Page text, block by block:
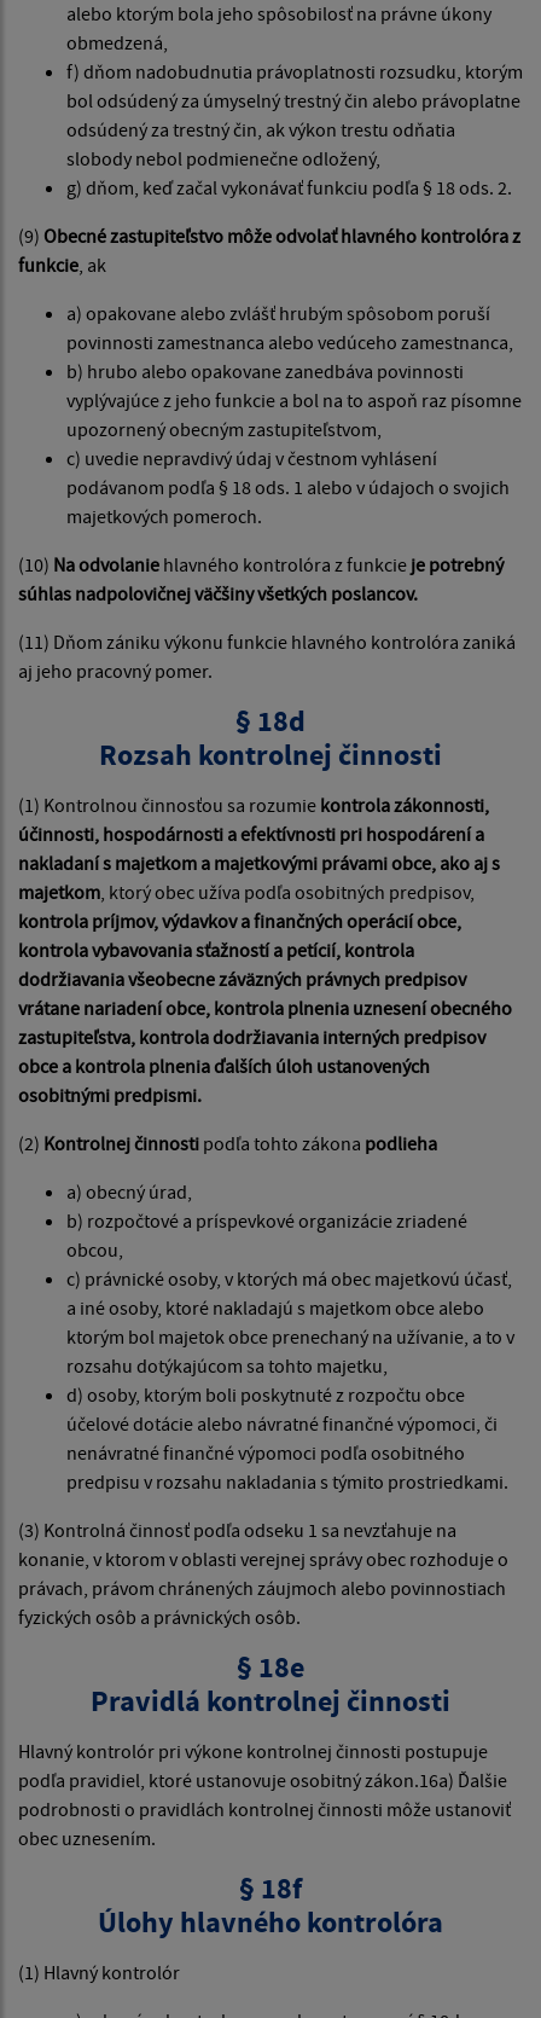
alebo ktorým bola jeho spôsobilosť na právne úkony
obmedzená,
f) dňom nadobudnutia právoplatnosti rozsudku, ktorým
bol odsúdený za úmyselný trestný čin alebo právoplatne
odsúdený za trestný čin, ak výkon trestu odňatia
slobody nebol podmienečne odložený,
g) dňom, keď začal vykonávať funkciu podľa § 18 ods. 2.
(9) Obecné zastupiteľstvo môže odvolať hlavného kontrolóra z
funkcie, ak
a) opakovane alebo zvlášť hrubým spôsobom poruší
povinnosti zamestnanca alebo vedúceho zamestnanca,
b) hrubo alebo opakovane zanedbáva povinnosti
vyplývajúce z jeho funkcie a bol na to aspoň raz písomne
upozornený obecným zastupiteľstvom,
c) uvedie nepravdivý údaj v čestnom vyhlásení
podávanom podľa § 18 ods. 1 alebo v údajoch o svojich
majetkových pomeroch.
(10) Na odvolanie hlavného kontrolóra z funkcie je potrebný
súhlas nadpolovičnej väčšiny všetkých poslancov.
(11) Dňom zániku výkonu funkcie hlavného kontrolóra zaniká
aj jeho pracovný pomer.
§ 18d
Rozsah kontrolnej činnosti
(1) Kontrolnou činnosťou sa rozumie kontrola zákonnosti,
účinnosti, hospodárnosti a efektívnosti pri hospodárení a
nakladaní s majetkom a majetkovými právami obce, ako aj s
majetkom, ktorý obec užíva podľa osobitných predpisov,
kontrola príjmov, výdavkov a finančných operácií obce,
kontrola vybavovania sťažností a petícií, kontrola
dodržiavania všeobecne záväzných právnych predpisov
vrátane nariadení obce, kontrola plnenia uznesení obecného
zastupiteľstva, kontrola dodržiavania interných predpisov
obce a kontrola plnenia ďalších úloh ustanovených
osobitnými predpismi.
(2) Kontrolnej činnosti podľa tohto zákona podlieha
a) obecný úrad,
b) rozpočtové a príspevkové organizácie zriadené
obcou,
c) právnické osoby, v ktorých má obec majetkovú účasť,
a iné osoby, ktoré nakladajú s majetkom obce alebo
ktorým bol majetok obce prenechaný na užívanie, a to v
rozsahu dotýkajúcom sa tohto majetku,
d) osoby, ktorým boli poskytnuté z rozpočtu obce
účelové dotácie alebo návratné finančné výpomoci, či
nenávratné finančné výpomoci podľa osobitného
predpisu v rozsahu nakladania s týmito prostriedkami.
(3) Kontrolná činnosť podľa odseku 1 sa nevzťahuje na
konanie, v ktorom v oblasti verejnej správy obec rozhoduje o
právach, právom chránených záujmoch alebo povinnostiach
fyzických osôb a právnických osôb.
§ 18e
Pravidlá kontrolnej činnosti
Hlavný kontrolór pri výkone kontrolnej činnosti postupuje
podľa pravidiel, ktoré ustanovuje osobitný zákon.16a) Ďalšie
podrobnosti o pravidlách kontrolnej činnosti môže ustanoviť
obec uznesením.
§ 18f
Úlohy hlavného kontrolóra
(1) Hlavný kontrolór